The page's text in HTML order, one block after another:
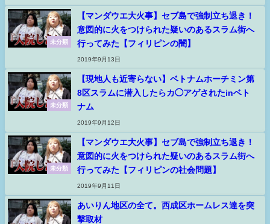
未分類
【マンダウエ大火事】セブ島で強制立ち退き！
意図的に火をつけられた疑いのあるスラム街へ
行ってみた【フィリピンの闇】
2019年9月13日
未分類
【現地人も近寄らない】ベトナムホーチミン第
8区スラムに潜入したらカ◯アゲされたinベト
ナム
2019年9月12日
未分類
【マンダウエ大火事】セブ島で強制立ち退き！
意図的に火をつけられた疑いのあるスラム街へ
行ってみた【フィリピンの社会問題】
2019年9月11日
あいりん地区の全て。西成区ホームレス達を突
撃取材